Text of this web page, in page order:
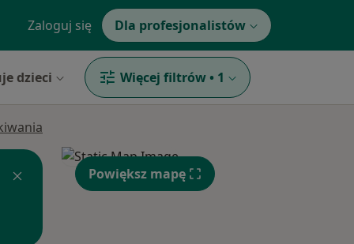
Zaloguj się Dla profesjonalistów
dzieci Więcej filtrów • 1
Powiększ mapę